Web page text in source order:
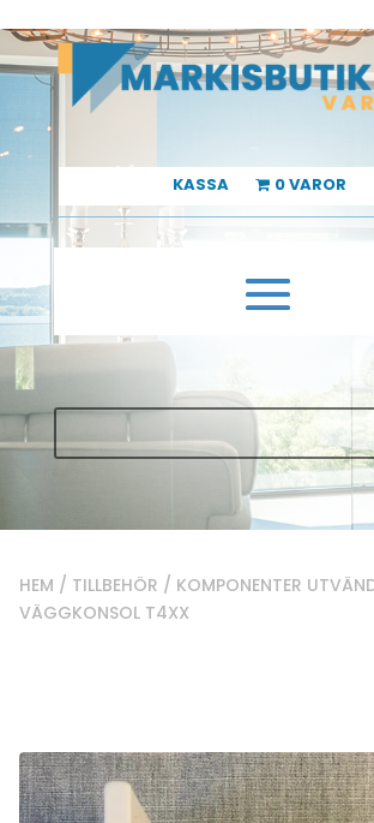
KASSA 0 VAROR
HEM / TILLBEHÖR / KOMPONENTER
VÄGGKONSOL T4XX